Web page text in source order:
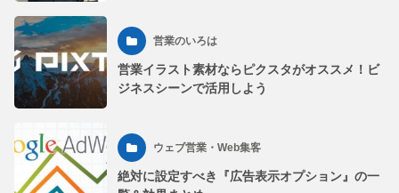
営業のいろは
営業イラスト素材ならピクスタがオススメ！ビ
ジネスシーンで活用しよう
ウェブ営業・Web集客
絶対に設定すべき『広告表示オプション』の一